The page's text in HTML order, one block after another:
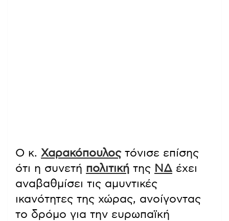
Ο κ. Χαρακόπουλοςτόνισε επίσης
ότι η συνετή πολιτική της ΝΔ έχει
αναβαθμίσει τις αμυντικές
ικανότητες της χώρας, ανοίγοντας
το δρόμο για την ευρωπαϊκή